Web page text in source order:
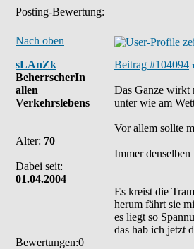
Posting-Bewertung:
Nach oben
sLAnZk
BeherrscherIn
allen
Verkehrslebens
Alter: 70
Dabei seit:
01.04.2004
Bewertungen:0
Beitrag #104094
Das Ganze wirkt
unter wie am
Vor allem sollte
Immer
Es kreist die
herum fährt sie
es liegt so
das hab ich jetzt